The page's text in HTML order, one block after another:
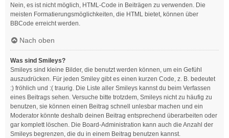
Nein, es ist nicht möglich, HTML-Code in Beiträgen zu verwenden. Die
meisten Formatierungsmöglichkeiten, die HTML bietet, können über
BBCode erreicht werden.
Nach oben
Was sind Smileys?
Smileys sind kleine Bilder, die benutzt werden können, um ein Gefühl
auszudrücken. Für jeden Smiley gibt es einen kurzen Code, z. B. bedeutet
:) fröhlich und :( traurig. Die Liste aller Smileys kannst du beim Verfassen
eines Beitrags sehen. Versuche bitte trotzdem, Smileys nicht zu häufig zu
benutzen, sie können einen Beitrag schnell unlesbar machen und ein
Moderator könnte deshalb deinen Beitrag entsprechend überarbeiten oder
gar komplett löschen. Die Board-Administration kann auch die Anzahl der
Smileys begrenzen, die du in einem Beitrag benutzen kannst.